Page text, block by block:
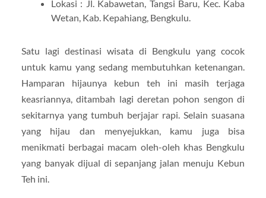
Lokasi : Jl. Kabawetan, Tangsi Baru, Kec. Kaba
Wetan, Kab. Kepahiang, Bengkulu.
Satu lagi destinasi wisata di Bengkulu yang cocok
untuk kamu yang sedang membutuhkan ketenangan.
Hamparan hijaunya kebun teh ini masih terjaga
keasriannya, ditambah lagi deretan pohon sengon di
sekitarnya yang tumbuh berjajar rapi. Selain suasana
yang hijau dan menyejukkan, kamu juga bisa
menikmati berbagai macam oleh-oleh khas Bengkulu
yang banyak dijual di sepanjang jalan menuju Kebun
Teh ini.